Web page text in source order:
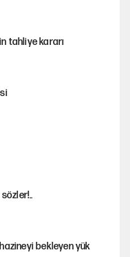
tahliye kararı
bekleyen yük